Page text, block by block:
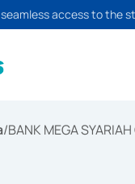
access to the
/BANK MEGA